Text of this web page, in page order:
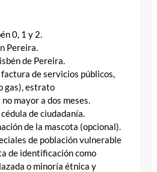
0, 1 y 2.
Pereira.
de Pereira.
factura de servicios públicos,
gas), estrato
mayor a dos meses.
de ciudadanía.
de la mascota (opcional).
de población vulnerable
de identificación como
o minoría étnica y